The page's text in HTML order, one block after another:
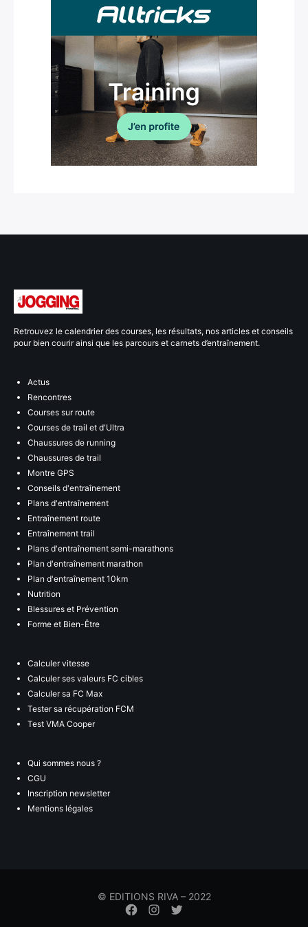
Retrouvez le calendrier des courses, les résultats, nos articles et conseils
pour bien courir ainsi que les parcours et carnets d’entraînement.
Actus
Rencontres
Courses sur route
Courses de trail et d'Ultra
Chaussures de running
Chaussures de trail
Montre GPS
Conseils d'entraînement
Plans d'entraînement
Entraînement route
Entraînement trail
Plans d'entraînement semi-marathons
Plan d'entraînement marathon
Plan d'entraînement 10km
Nutrition
Blessures et Prévention
Forme et Bien-Être
Calculer vitesse
Calculer ses valeurs FC cibles
Calculer sa FC Max
Tester sa récupération FCM
Test VMA Cooper
Qui sommes nous ?
CGU
Inscription newsletter
Mentions légales
© EDITIONS RIVA – 2022
Élément